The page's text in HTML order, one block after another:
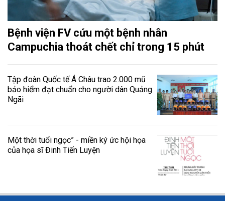
Bệnh viện FV cứu một bệnh nhân
Campuchia thoát chết chỉ trong 15 phút
Tập đoàn Quốc tế Á Châu trao 2.000 mũ
bảo hiểm đạt chuẩn cho người dân Quảng
Ngãi
Một thời tuổi ngọc” - miền ký ức hội họa
của họa sĩ Đinh Tiến Luyện